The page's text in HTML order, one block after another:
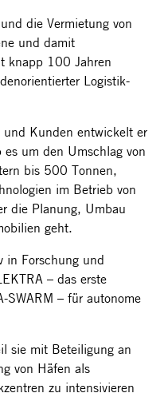
die Vermietung von
und damit
knapp 100 Jahren
Logistik-
und Kunden entwickelt er
um den Umschlag von
bis 500 Tonnen,
im Betrieb von
die Planung, Umbau
geht.
in Forschung und
– das erste
SWARM – für autonome
sie mit Beteiligung an
von Häfen als
zu intensivieren